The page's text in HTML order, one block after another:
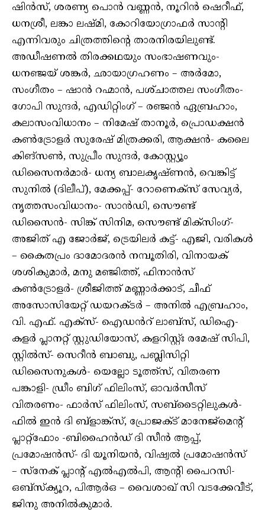
ഷിൻസ്, ശരണ്യ പൊൻ വണ്ണൻ, നൂറിൻ ഷെറീഫ്,
ധനശ്രീ, ലങ്കാ ലഷ്മി, കോറിയോഗ്രാഫർ സാൻ്റി
എന്നിവരും ചിത്രത്തിന്റെ താരനിരയിലുണ്ട്.
അഡീഷണൽ തിരക്കഥയും സംഭാഷണവും-
ധനഞ്ജയ് ശങ്കർ, ഛായാഗ്രഹണം – അർമോ,
സംഗീതം – ഷാൻ റഹ്മാൻ, പശ്‌ചാത്തല സംഗീതം-
ഗോപി സുന്ദർ, എഡിറ്റിംഗ് – രഞ്ജൻ ഏബ്രഹാം,
കലാസംവിധാനം – നിമേഷ് താനൂർ, പ്രൊഡക്ഷൻ
കൺട്രോളർ സുരേഷ് മിത്രക്കരി, ആക്ഷൻ- കലൈ
കിങ്സൺ, സുപ്രീം സുന്ദർ, കോസ്റ്റ്യൂം
ഡിസൈനർമാർ- ധന്യ ബാലകൃഷ്ണൻ, വെങ്കിട്ട്
സുനിൽ (ദിലീപ്), മേക്കപ്പ്- റോണെക്സ് സേവ്യർ,
നൃത്തസംവിധാനം- സാൻഡി, സൌണ്ട്
ഡിസൈൻ- സിങ്ക് സിനിമ, സൌണ്ട് മിക്സിംഗ്-
അജിത് എ ജോർജ്, ട്രെയിലർ കട്ട്- എജി, വരികൾ
– കൈതപ്രം ദാമോദരൻ നമ്പൂതിരി, വിനായക്
ശശികുമാർ, മനു മഞ്ജിത്ത്, ഫിനാൻസ്
കൺട്രോളർ- ശ്രീജിത്ത് മണ്ണാർക്കാട്, ചീഫ്
അസോസിയേറ്റ് ഡയറക്ടർ – അനിൽ എബ്രഹാം,
വി. എഫ്. എക്സ്- ഐഡൻറ് ലാബ്സ്, ഡിഐ-
കളർ പ്ലാനറ്റ് സ്റ്റുഡിയോസ്, കളറിസ്റ്റ്ഃ രമേഷ് സിപി,
സ്റ്റിൽസ്- സെറീൻ ബാബു, പബ്ലിസിറ്റി
ഡിസൈനുകൾ- യെല്ലോ ടൂത്ത്സ്, വിതരണ
പങ്കാളി- ഡ്രീം ബിഗ് ഫിലിംസ്, ഓവർസീസ്
വിതരണം- ഫാർസ് ഫിലിംസ്, സബ്ടൈറ്റിലുകൾ-
ഫിൽ ഇൻ ദി ബ്ളാങ്ക്സ്, പ്രോജക്ട് മാനേജ്മെന്റ്
പ്ലാറ്റ്ഫോം -ബിഹൈൻഡ് ദി സീൻ ആപ്പ്,
പ്രമോഷൻസ്- ദി യൂനിയൻ, വിഷ്വൽ പ്രമോഷൻസ്
– സ്‌നേക് പ്ലാന്റ് എൽഎൽപി, ആന്റി പൈറസി-
ഒബ്സ്ക്യൂറ, പിആർഒ – വൈശാഖ് സി വടക്കേവീട്,
ജിനു അനിൽകുമാർ.